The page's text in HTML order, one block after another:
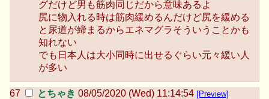
グだけど男も筋肉同じだから意味あるよ
尻に物入れる時は筋肉緩めるんだけど尻を緩める
と尿道が締まるからエネマグラそういうことかも
知れない
でも日本人は大小同時に出せるぐらい元々緩い人
が多い
とちゃき 08/05/2020 (Wed) 11:14:54 [Preview]